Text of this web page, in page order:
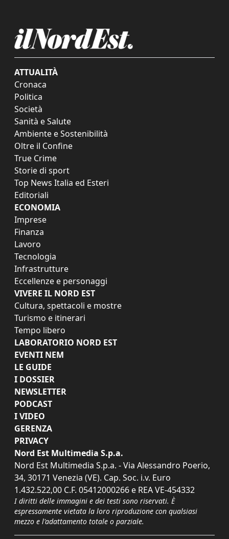
ATTUALITÀ
Cronaca
Politica
Società
Sanità e Salute
Ambiente e Sostenibilità
Oltre il Confine
True Crime
Storie di sport
Top News Italia ed Esteri
Editoriali
ECONOMIA
Imprese
Finanza
Lavoro
Tecnologia
Infrastrutture
Eccellenze e personaggi
VIVERE IL NORD EST
Cultura, spettacoli e mostre
Turismo e itinerari
Tempo libero
LABORATORIO NORD EST
EVENTI NEM
LE GUIDE
I DOSSIER
NEWSLETTER
PODCAST
I VIDEO
GERENZA
PRIVACY
Nord Est Multimedia S.p.a.
Nord Est Multimedia S.p.a. - Via Alessandro Poerio,
34, 30171 Venezia (VE). Cap. Soc. i.v. Euro
1.432.522,00 C.F. 05412000266 e REA VE-454332
I diritti delle immagini e dei testi sono riservati. È
espressamente vietata la loro riproduzione con qualsiasi
mezzo e l'adattamento totale o parziale.